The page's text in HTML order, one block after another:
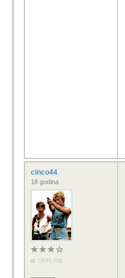
cinco44
18 godina
OFFLINE